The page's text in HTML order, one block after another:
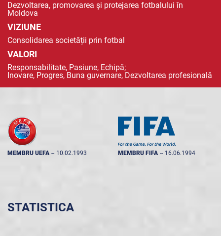
Dezvoltarea, promovarea și protejarea fotbalului în
Moldova
VIZIUNE
Consolidarea societății prin fotbal
VALORI
Responsabilitate, Pasiune, Echipă;
Inovare, Progres, Buna guvernare, Dezvoltarea profesională
MEMBRU UEFA -- 10.02.1993 MEMBRU FIFA -- 16.06.1994
STATISTICA